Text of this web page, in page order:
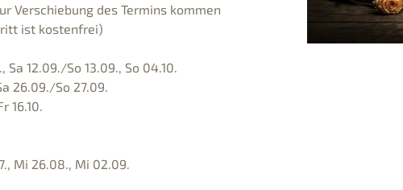
Verschiebung des Termins kommen
ist kostenfrei)
12.09./So 13.09., So 04.10.
26.09./So 27.09.
16.10.
Mi 26.08., Mi 02.09.